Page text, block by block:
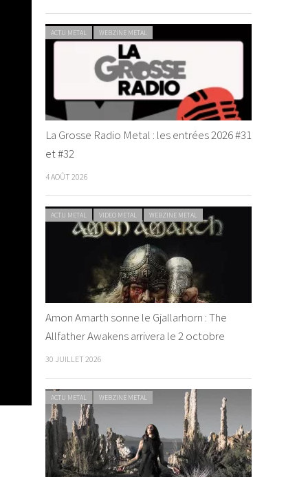
ACTU METAL WEBZINE METAL
La Grosse Radio Metal : les entrées 2026 #31
et #32
4 AOÛT 2026
ACTU METAL VIDEO METAL WEBZINE METAL
Amon Amarth sonne le Gjallarhorn : The
Allfather Awakens arrivera le 2 octobre
30 JUILLET 2026
ACTU METAL WEBZINE METAL